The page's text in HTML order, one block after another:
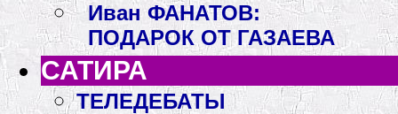
Иван ФАНАТОВ:
ПОДАРОК ОТ ГАЗАЕВА
САТИРА
ТЕЛЕДЕБАТЫ